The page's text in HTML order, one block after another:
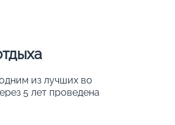
из лучших во
5 лет проведена